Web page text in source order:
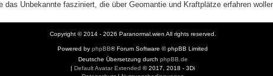
Unbekannte fasziniert, die über Geomantie und Kraftplätze erfahren
Copyright © 2014 - 2026 Paranormal.wien All rights reserved.
Powered by phpBB® Forum Software © phpBB Limited
Deutsche Übersetzung durch phpBB.de
Default Avatar Extended © 2017, 2018 - 3Di